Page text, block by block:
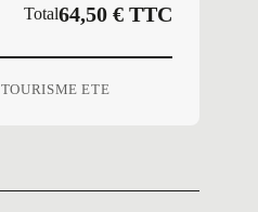
Total64,50€ TTC
TOURISME ETE